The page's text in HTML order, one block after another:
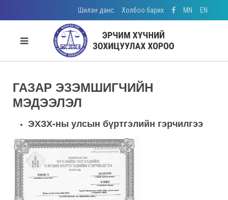
Шилэн данс Холбоо барих MN EN
ГАЗАР ЭЗЭМШИГЧИЙН
МЭДЭЭЛЭЛ
ЭХЗХ-ны улсын бүртгэлийн гэрчилгээ